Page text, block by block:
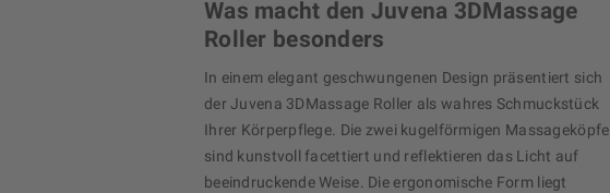
Was macht den Juvena 3DMassage
Roller besonders
In einem elegant geschwungenen Design präsentiert sich
der Juvena 3DMassage Roller als wahres Schmuckstück
Ihrer Körperpflege. Die zwei kugelförmigen Massageköpfe
sind kunstvoll facettiert und reflektieren das Licht auf
beeindruckende Weise. Die ergonomische Form liegt